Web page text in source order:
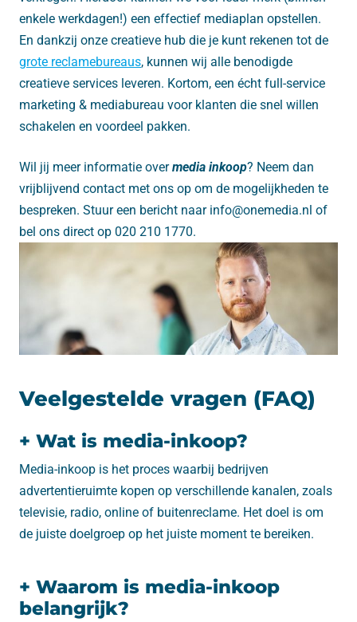
enkele werkdagen!) een effectief mediaplan opstellen.
En dankzij onze creatieve hub die je kunt rekenen tot de
grote reclamebureaus, kunnen wij alle benodigde
creatieve services leveren. Kortom, een écht full-service
marketing & mediabureau voor klanten die snel willen
schakelen en voordeel pakken.
Wil jij meer informatie overmedia inkoop? Neem dan
vrijblijvend contact met ons op om de mogelijkheden te
bespreken. Stuur een bericht naar info@onemedia.nl of
bel ons direct op 020 210 1770.
Veelgestelde vragen (FAQ)
+ Wat is media-inkoop?
Media-inkoop is het proces waarbij bedrijven
advertentieruimte kopen op verschillende kanalen, zoals
televisie, radio, online of buitenreclame. Het doel is om
de juiste doelgroep op het juiste moment te bereiken.
+ Waarom is media-inkoop
belangrijk?